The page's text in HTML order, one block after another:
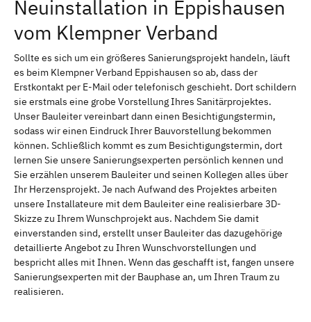
Neuinstallation in Eppishausen
vom Klempner Verband
Sollte es sich um ein größeres Sanierungsprojekt handeln, läuft
es beim Klempner Verband Eppishausen so ab, dass der
Erstkontakt per E-Mail oder telefonisch geschieht. Dort schildern
sie erstmals eine grobe Vorstellung Ihres Sanitärprojektes.
Unser Bauleiter vereinbart dann einen Besichtigungstermin,
sodass wir einen Eindruck Ihrer Bauvorstellung bekommen
können. Schließlich kommt es zum Besichtigungstermin, dort
lernen Sie unsere Sanierungsexperten persönlich kennen und
Sie erzählen unserem Bauleiter und seinen Kollegen alles über
Ihr Herzensprojekt. Je nach Aufwand des Projektes arbeiten
unsere Installateure mit dem Bauleiter eine realisierbare 3D-
Skizze zu Ihrem Wunschprojekt aus. Nachdem Sie damit
einverstanden sind, erstellt unser Bauleiter das dazugehörige
detaillierte Angebot zu Ihren Wunschvorstellungen und
bespricht alles mit Ihnen. Wenn das geschafft ist, fangen unsere
Sanierungsexperten mit der Bauphase an, um Ihren Traum zu
realisieren.